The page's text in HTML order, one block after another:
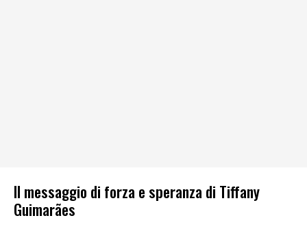
Il messaggio di forza e speranza di Tiffany
Guimarães